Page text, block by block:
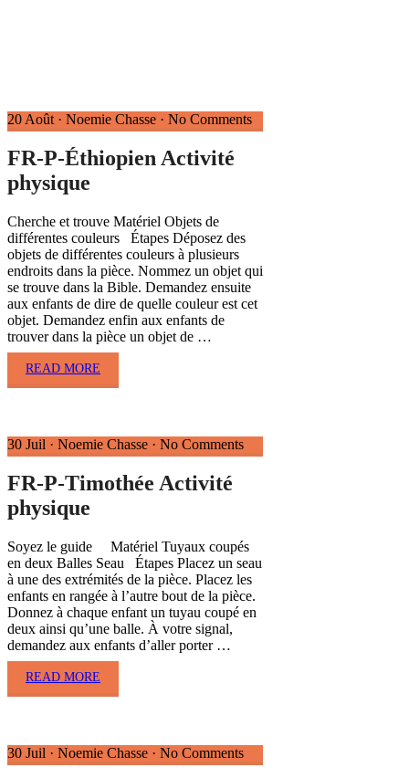
20 Août · Noemie Chasse · No Comments
FR-P-Éthiopien Activité
physique
Cherche et trouve Matériel Objets de
différentes couleurs Étapes Déposez des
objets de différentes couleurs à plusieurs
endroits dans la pièce. Nommez un objet qui
se trouve dans la Bible. Demandez ensuite
aux enfants de dire de quelle couleur est cet
objet. Demandez enfin aux enfants de
trouver dans la pièce un objet de …
READ MORE
30 Juil · Noemie Chasse · No Comments
FR-P-Timothée Activité
physique
Soyez le guide Matériel Tuyaux coupés
en deux Balles Seau Étapes Placez un seau
à une des extrémités de la pièce. Placez les
enfants en rangée à l’autre bout de la pièce.
Donnez à chaque enfant un tuyau coupé en
deux ainsi qu’une balle. À votre signal,
demandez aux enfants d’aller porter …
READ MORE
30 Juil · Noemie Chasse · No Comments